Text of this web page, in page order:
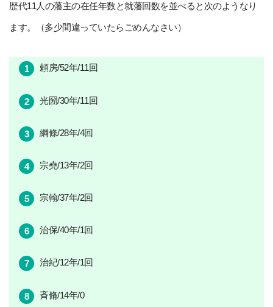
歴代11人の藩主の在任年数と就藩回数を並べると次のようなり
ます。（多少間違っていたらごめんなさい）
頼房/52年/11回
光圀/30年/11回
綱條/28年/4回
宗堯/13年/2回
宗翰/37年/2回
治保/40年/1回
治紀/12年/1回
斉脩/14年/0